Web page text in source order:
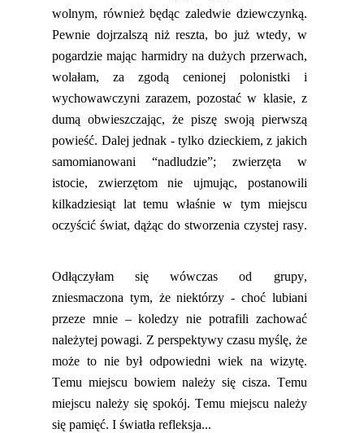
wolnym, również będąc zaledwie dziewczynką.
Pewnie dojrzalszą niż reszta, bo już wtedy, w
pogardzie mając harmidry na dużych przerwach,
wolałam, za zgodą cenionej polonistki i
wychowawczyni zarazem, pozostać w klasie, z
dumą obwieszczając, że piszę swoją pierwszą
powieść. Dalej jednak -tylko dzieckiem, z jakich
samomianowani “nadludzie”; zwierzęta w
istocie, zwierzętom nie ujmując, postanowili
kilkadziesiąt lat temu właśnie w tym miejscu
oczyścić świat, dążąc do stworzenia czystej rasy.
Odłączyłam się wówczas od grupy,
zniesmaczona tym, że niektórzy - choć lubiani
przeze mnie – koledzy nie potrafili zachować
należytej powagi. Z perspektywy czasu myślę, że
może to nie był odpowiedni wiek na wizytę.
Temu miejscu bowiem należy się cisza. Temu
miejscu należy się spokój. Temu miejscu należy
się pamięć. I światła refleksja...